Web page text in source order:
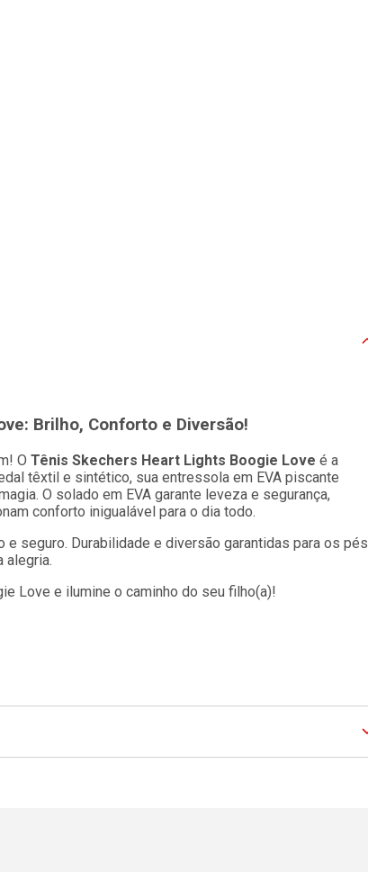
Brilho, Conforto e Diversão!
O Tênis Skechers Heart Lights Boogie Love é a
têxtil e sintético, sua entressola em EVA piscante
O solado em EVA garante leveza e segurança,
conforto inigualável para o dia todo.
seguro. Durabilidade e diversão garantidas para os pés
alegria.
Love e ilumine o caminho do seu filho(a)!